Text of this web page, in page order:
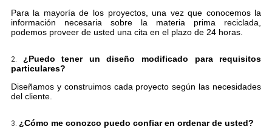
Para la mayoría de los proyectos, una vez que conocemos la
información necesaria sobre la materia prima reciclada,
podemos proveer de usted una cita en el plazo de 24 horas.
2.
¿Puedo tener un diseño modificado para requisitos
particulares?
Diseñamos y construimos cada proyecto según las necesidades
del cliente.
3. ¿Cómo me conozco puedo confiar en ordenar de usted?